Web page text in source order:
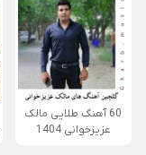
60 آهنگ طلایی مالک
عزیزخوانی 1404